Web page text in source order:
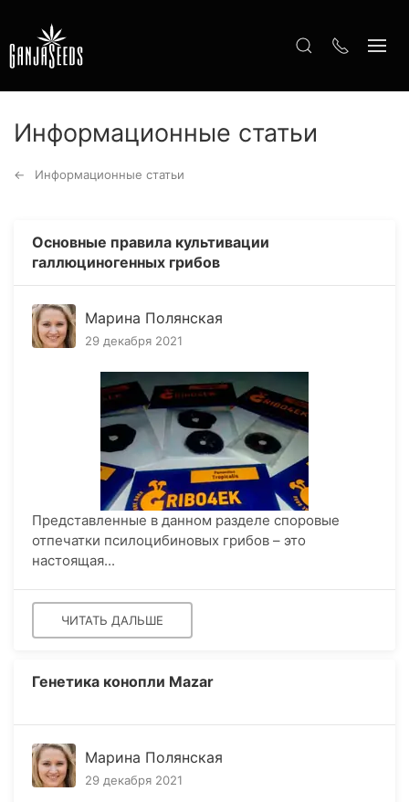
Информационные статьи
Информационные статьи
Основные правила культивации
галлюциногенных грибов
Марина Полянская
29 декабря 2021
Представленные в данном разделе споровые
отпечатки псилоцибиновых грибов – это
настоящая...
ЧИТАТЬ ДАЛЬШЕ
Генетика конопли Mazar
Марина Полянская
29 декабря 2021